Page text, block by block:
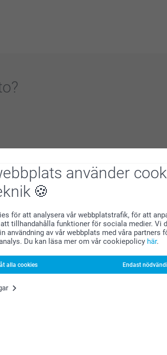
använder
för att analysera vår webbplatstrafik, för att
tillhandahålla funktioner för sociala medier. Vi
användning av vår webbplats med våra partners
Du kan läsa mer om vår cookiepolicy här.
alla cookies Endast
?